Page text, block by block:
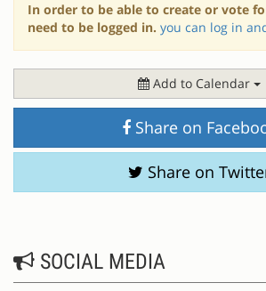
In order to be able to create or vote
need to be logged in. you can log in
Add to Calendar
Share on
Share on
SOCIAL MEDIA